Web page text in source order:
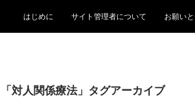
はじめに サイト管理者について お願い
「対人関係療法」タグアーカイブ